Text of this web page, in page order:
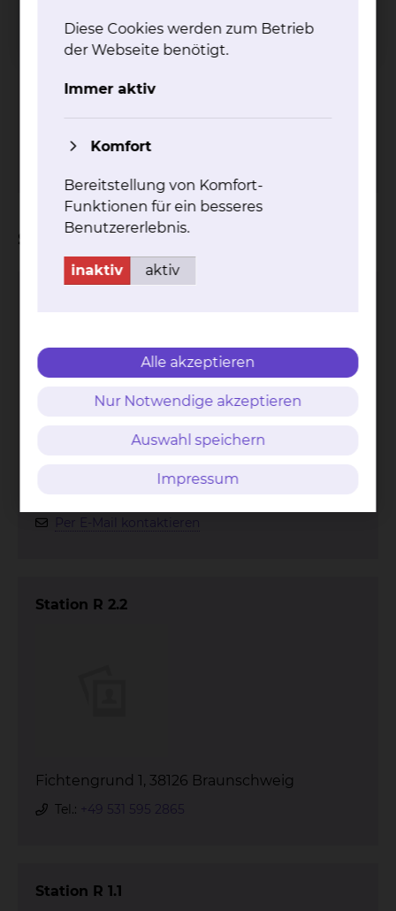
Fichtengrund 1, 38126 Braunschweig
Tel.:+49 531 595 2291
Fax: +49 531 595 2659
Per E-Mail kontaktieren
Stationen
Fichtengrund 1, 38126 Braunschweig
Per E-Mail kontaktieren
Station R 2.2
Fichtengrund 1, 38126 Braunschweig
Tel.: +49 531 595 2865
Station R 1.1
Diese Cookies werden zum Betrieb
der Webseite benötigt.
Immer aktiv
Komfort
Bereitstellung von Komfort-
Funktionen für ein besseres
Benutzererlebnis.
inaktiv aktiv
Alle akzeptieren
Nur Notwendige akzeptieren
Auswahl speichern
Impressum